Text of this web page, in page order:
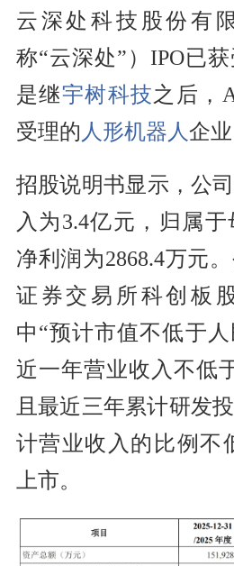
云深处科技股份有
称“云深处”）IPO已
是继宇树科技之后，
受理的 人形机器人企业
招股说明书显示，公
入为3.4亿元，归属
净利润为2868.4万元
证券交易所科创板
中“预计市值不低于
近一年营业收入不低
且最近三年累计研发
计营业收入的比例不
上市。